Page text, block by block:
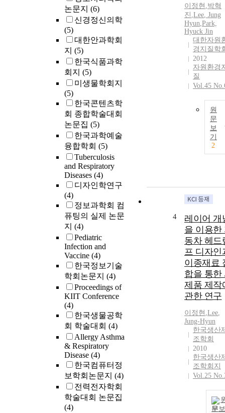
논문지 (6)
신경정신의학
(5)
대한안과학회
지 (5)
한국식품과학
회지 (5)
미생물학회지
(5)
한국콘텐츠학
회 종합학술대회
논문집 (5)
한국과학예술
융합학회 (5)
Tuberculosis
and Respiratory
Diseases (4)
디자인학연구
(4)
정보과학회 컴
퓨팅의 실제 논문
지 (4)
Pediatric
Infection and
Vaccine (4)
한국정보기술
학회논문지 (4)
Proceedings of
KIIT Conference
(4)
한국생물공학
회 학술대회 (4)
Allergy Asthma
& Respiratory
Disease (4)
한국컴퓨터정
보학회논문지 (4)
전력전자학회
학술대회 논문집
(4)
이정현 ,박혁
진 ,Lee, Jung
Hyun,Park,
Hyuck Jin
대한자원
경지질학
2012
자원환경
질
Vol.45
원
문
보
기
2
4
레이어 개
을 이용한
동차 헤드
프 디자인
이종재료
합을 통한
제품 제작
관한 연구
이정현 ,Lee,
Jung-Hyun
한국생산
조학회
2010
한국생산
조학회지
Vol.25
문보